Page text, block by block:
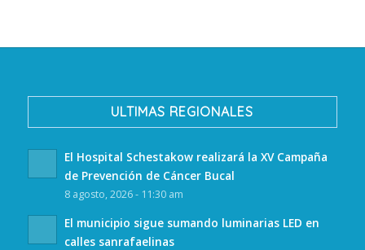
ULTIMAS REGIONALES
El Hospital Schestakow realizará la XV Campaña
de Prevención de Cáncer Bucal
8 agosto, 2026 - 11:30 am
El municipio sigue sumando luminarias LED en
calles sanrafaelinas